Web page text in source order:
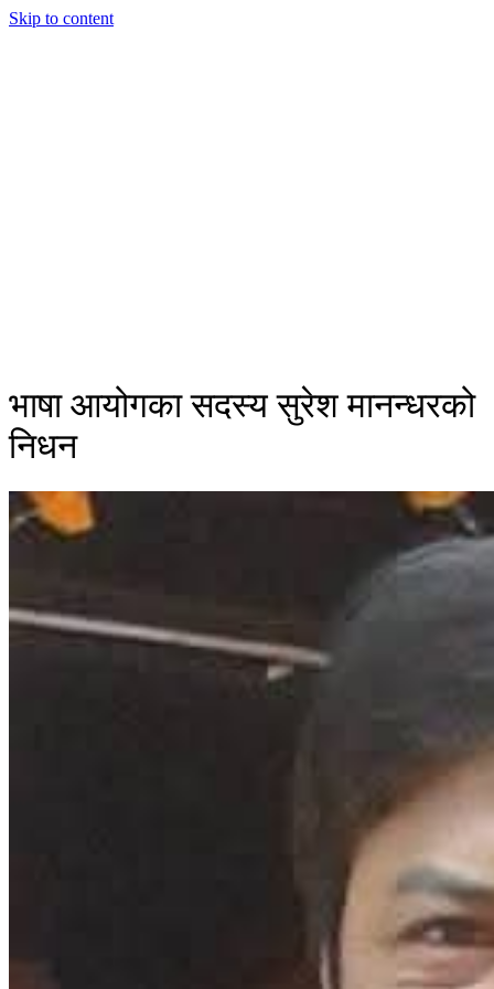
Skip to content
भाषा आयोगका सदस्य सुरेश मानन्धरको
निधन